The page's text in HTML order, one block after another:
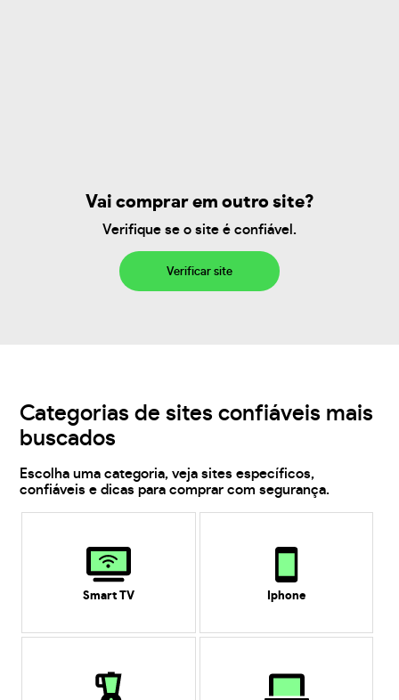
Vai comprar em outro site?
Verifique se o site é confiável.
Verificar site
Categorias de sites confiáveis mais
buscados
Escolha uma categoria, veja sites específicos,
confiáveis e dicas para comprar com segurança.
Smart TV Iphone